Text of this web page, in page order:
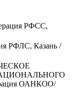
РФСС,
РФЛС, Казань /
ОАНКОО/